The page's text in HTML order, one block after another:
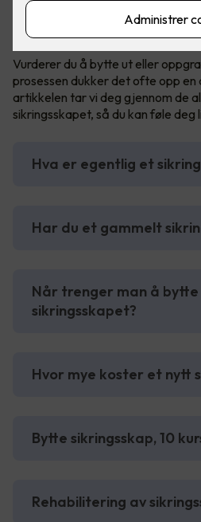
Få full kontroll over
Vurderer du å bytte ut eller
prosessen dukker det ofte opp en
artikkelen tar vi deg gjennom de
sikringsskapet, så du kan føle
Hva er egentlig et
Har du et gammelt
Når trenger man å
sikringsskapet?
Hvor mye koster et nytt
Bytte sikringsskap, 10
Rehabilitering av